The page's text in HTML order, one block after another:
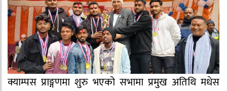
क्याम्पस प्राङ्गणमा शुरु भएको सभामा प्रमुख अतिथि मधेस